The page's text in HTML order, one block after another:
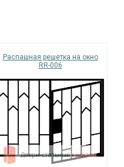
Распашная решетка на окно
RR-006